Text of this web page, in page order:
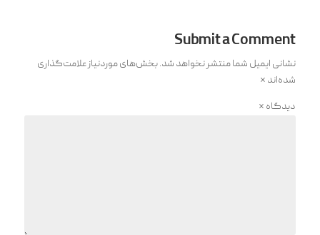
Submit a Comment
نشانی ایمیل شما منتشر نخواهد شد.بخش‌های موردنیاز علامت‌گذاری
شده‌اند *
دیدگاه *